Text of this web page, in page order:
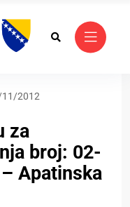
2012
za
broj: 02-
Apatinska